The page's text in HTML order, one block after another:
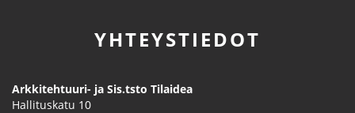
YHTEYSTIEDOT
Arkkitehtuuri- ja Sis.tsto Tilaidea
Hallituskatu 10